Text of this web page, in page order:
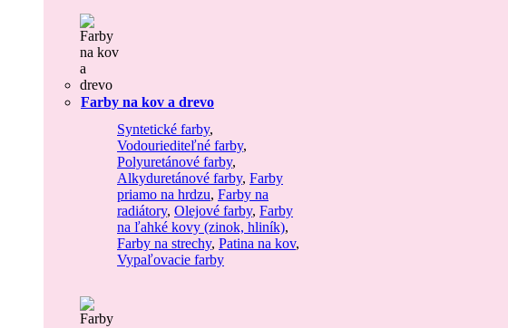
Farby na kov a drevo
Syntetické farby,
Vodouriediteľné farby,
Polyuretánové farby,
Alkyduretánové farby, Farby
priamo na hrdzu, Farby na
radiátory, Olejové farby, Farby
na ľahké kovy (zinok, hliník),
Farby na strechy, Patina na kov,
Vypaľovacie farby